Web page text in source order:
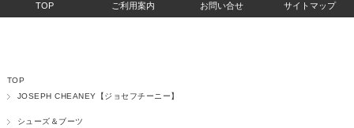
TOP ご利用案内 お問い合せ サイトマップ
TOP
JOSEPH CHEANEY【ジョセフチーニー】
シューズ＆ブーツ